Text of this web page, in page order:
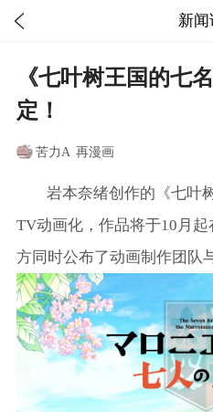
新闻
《七叶树王国的七
定！
苦力A 再漫画
岩本奈绪创作的《七叶
TV动画化，作品将于10月
方同时公布了动画制作团队